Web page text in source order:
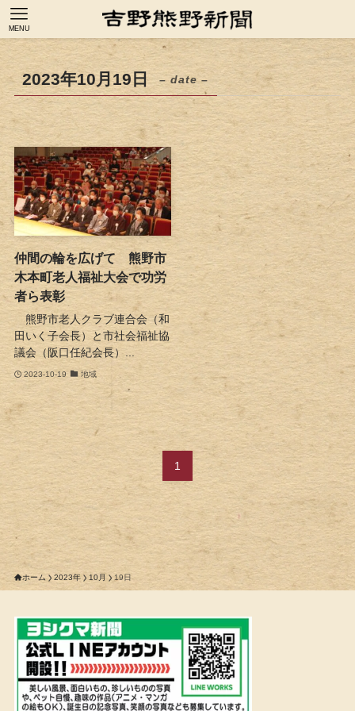
MENU
2023年10月19日 – date –
仲間の輪を広げて 熊野市
木本町老人福祉大会で功労
者ら表彰
熊野市老人クラブ連合会（和
田いく子会長）と市社会福祉協
議会（阪口任紀会長）...
2023-10-19 地域
1
ホーム 2023年 10月 19日